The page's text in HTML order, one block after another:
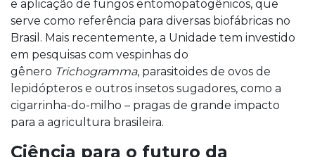
e aplicação de fungos entomopatogênicos, que
serve como referência para diversas biofábricas no
Brasil. Mais recentemente, a Unidade tem investido
em pesquisas com vespinhas do
gênero Trichogramma, parasitoides de ovos de
lepidópteros e outros insetos sugadores, como a
cigarrinha-do-milho – pragas de grande impacto
para a agricultura brasileira.
Ciência para o futuro da